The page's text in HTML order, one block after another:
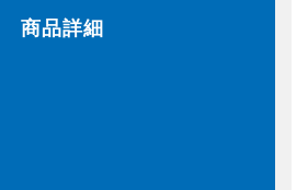
商品詳細